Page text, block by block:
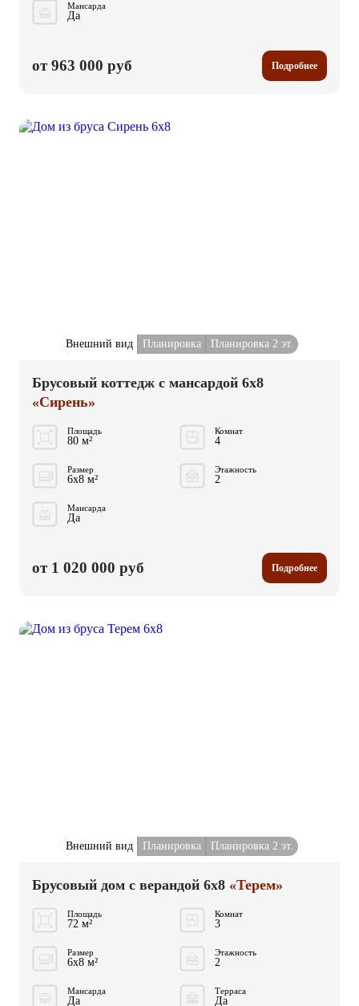
Мансарда
Да
от 963 000 руб Подробнее
Внешний вид Планировка Планировка 2 эт.
Брусовый коттедж с мансардой 6x8
«Сирень»
Площадь
80 м²
Комнат
4
Размер
6x8 м²
Этажность
2
Мансарда
Да
от 1 020 000 руб Подробнее
Внешний вид Планировка Планировка 2 эт.
Брусовый дом с верандой 6x8 «Терем»
Площадь
72 м²
Комнат
3
Размер
6x8 м²
Этажность
2
Мансарда
Да
Терраса
Да